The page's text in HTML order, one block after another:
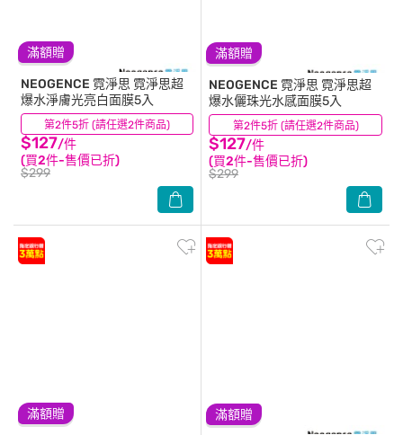
滿額贈
第2件5折 (請任選2件商品)
NEOGENCE 霓淨思 霓淨思超
爆水淨膚光亮白面膜5入
$127/件
(買2件-售價已折)
$299
(0)
滿額贈
第2件5折 (請任選2件商品)
NEOGENCE 霓淨思 霓淨思超
爆水儷珠光水感面膜5入
$127/件
(買2件-售價已折)
$299
(1)
滿額贈 滿額贈